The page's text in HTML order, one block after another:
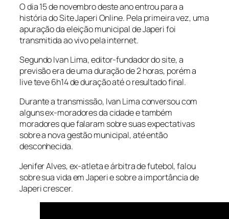
O dia 15 de novembro deste ano entrou para a
história do Site Japeri Online. Pela primeira vez, uma
apuração da eleição municipal de Japeri foi
transmitida ao vivo pela internet.
Segundo Ivan Lima, editor-fundador do site, a
previsão era de uma duração de 2 horas, porém a
live teve 6h14 de duração até o resultado final.
Durante a transmissão, Ivan Lima conversou com
alguns ex-moradores da cidade e também
moradores que falaram sobre suas expectativas
sobre a nova gestão municipal, até então
desconhecida.
Jenifer Alves, ex-atleta e árbitra de futebol, falou
sobre sua vida em Japeri e sobre a importância de
Japeri crescer.